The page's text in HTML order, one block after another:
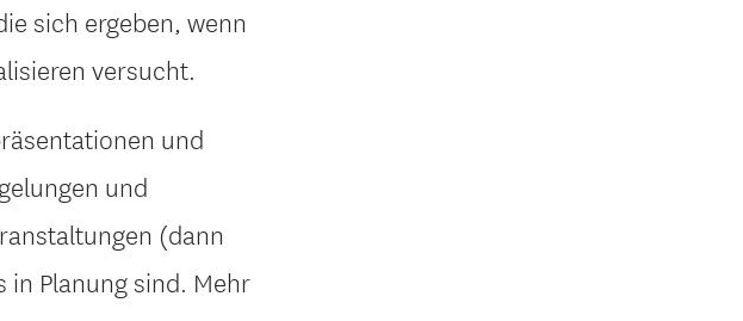
sich ergeben, wenn
versucht.
und
und
(dann
Planung sind. Mehr